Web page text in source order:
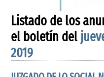
Listado de los
el boletín del
2019